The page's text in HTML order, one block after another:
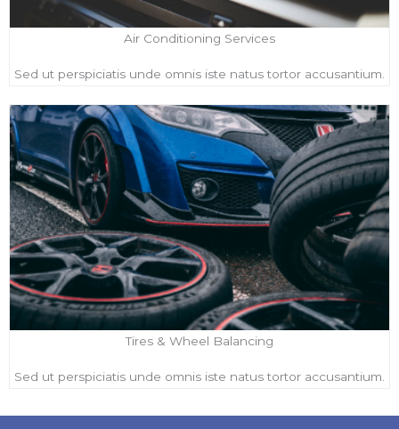
Air Conditioning Services
Sed ut perspiciatis unde omnis iste natus tortor accusantium.
Tires & Wheel Balancing
Sed ut perspiciatis unde omnis iste natus tortor accusantium.